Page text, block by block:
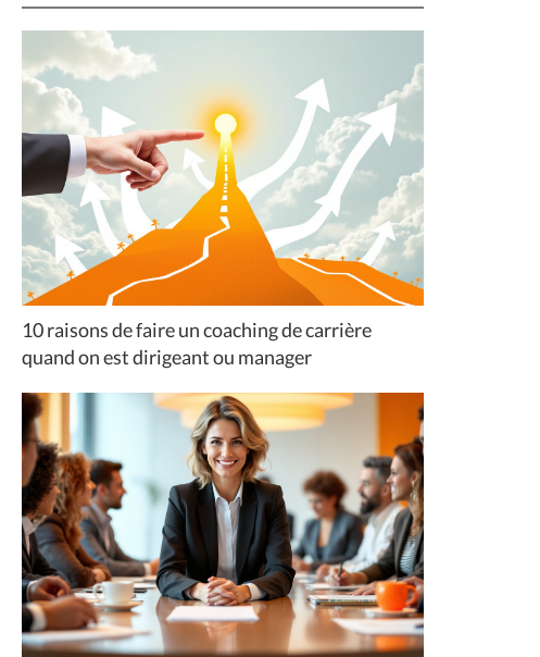
10 raisons de faire un coaching de carrière
quand on est dirigeant ou manager